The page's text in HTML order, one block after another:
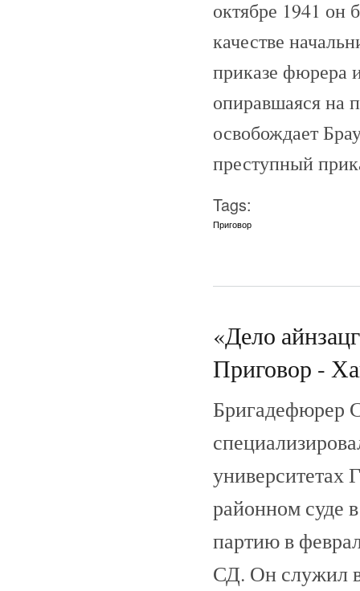
октябре 1941 он
качестве
приказе фюрера
опиравшаяся на
освобождает
преступный
Tags:
Приговор
«Дело
Приговор -
Бригадефюрер
университетах
районном суде
партию в
СД. Он служил